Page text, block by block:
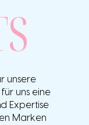
unsere
uns eine
Expertise
Marken